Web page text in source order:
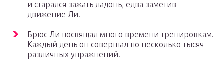
и старался зажать ладонь, едва заметив
движение Ли.
Брюс Ли посвящал много времени тренировкам.
Каждый день он совершал по несколько тысяч
различных упражнений.